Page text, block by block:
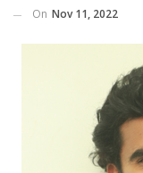
On Nov 11, 2022